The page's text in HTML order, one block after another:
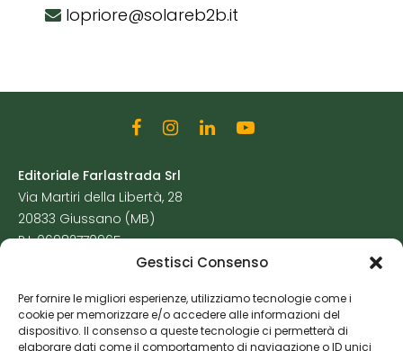
Gestisci Consenso
Per fornire le migliori esperienze, utilizziamo tecnologie come i
cookie per memorizzare e/o accedere alle informazioni del
dispositivo. Il consenso a queste tecnologie ci permetterà di
elaborare dati come il comportamento di navigazione o ID unici
lopriore@solareb2b.it
Editoriale Farlastrada Srl
Via Martiri della Libertà, 28
20833 Giussano (MB)
P.I. 06982770965
Cookie Policy
Risorse Aggiuntive